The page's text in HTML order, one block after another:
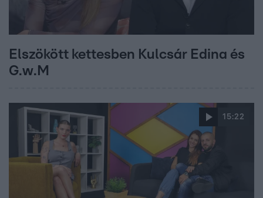
Elszökött kettesben Kulcsár Edina és
G.w.M
15:22